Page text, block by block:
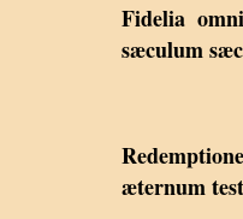
Fidelia
sæculum
æternum